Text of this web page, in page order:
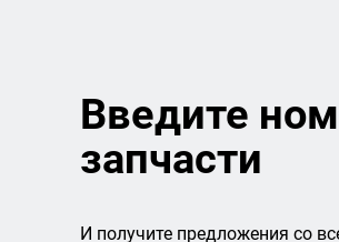
Введите
запчасти
И получите предложения со